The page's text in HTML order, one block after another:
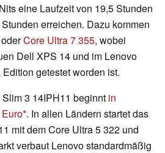
eine Laufzeit von 19,5 Stunden
erreichen. Dazu kommen
oderCore Ultra 7 355, wobei
Dell XPS 14 und im Lenovo
getestet worden ist.
3 14IPH11 beginnt in
. In allen Ländern startet das
mit dem Core Ultra 5 322 und
verbaut Lenovo standardmäßig